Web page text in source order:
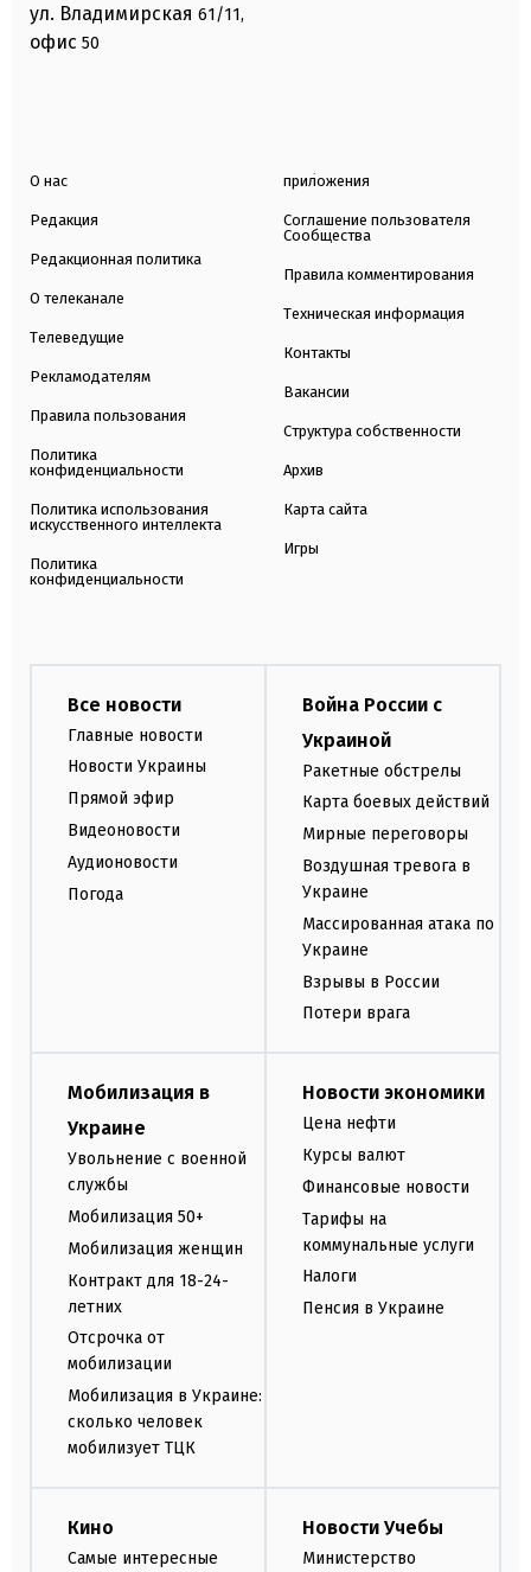
ул. Владимирская 61/11,
офис 50
О нас
Редакция
Редакционная политика
О телеканале
Телеведущие
Рекламодателям
Правила пользования
Политика
конфиденциальности
Политика использования
искусственного интеллекта
Политика
конфиденциальности
приложения
Соглашение пользователя
Сообщества
Правила комментирования
Техническая информация
Контакты
Вакансии
Структура собственности
Архив
Карта сайта
Игры
Все новости
Главные новости
Новости Украины
Прямой эфир
Видеоновости
Аудионовости
Погода
Война России с
Украиной
Ракетные обстрелы
Карта боевых действий
Мирные переговоры
Воздушная тревога в
Украине
Массированная атака по
Украине
Взрывы в России
Потери врага
Мобилизация в
Украине
Увольнение с военной
службы
Мобилизация 50+
Мобилизация женщин
Контракт для 18-24-
летних
Отсрочка от
мобилизации
Мобилизация в Украине:
сколько человек
мобилизует ТЦК
Новости экономики
Цена нефти
Курсы валют
Финансовые новости
Тарифы на
коммунальные услуги
Налоги
Пенсия в Украине
Кино
Самые интересные
Новости Учебы
Министерство